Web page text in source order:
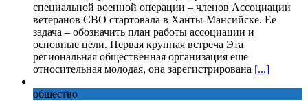
специальной военной операции – членов Ассоциации
ветеранов СВО стартовала в Ханты-Мансийске. Ее
задача – обозначить план работы ассоциации и
основные цели. Первая крупная встреча Эта
региональная общественная организация еще
относительная молодая, она зарегистрирована [...]
общество